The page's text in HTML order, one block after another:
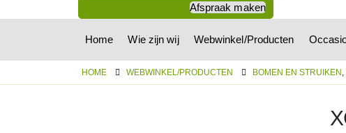
Afspraak maken
Home Wie zijn wij Webwinkel/Producten
HOME WEBWINKEL/PRODUCTEN BOMEN EN STRUIKEN ,